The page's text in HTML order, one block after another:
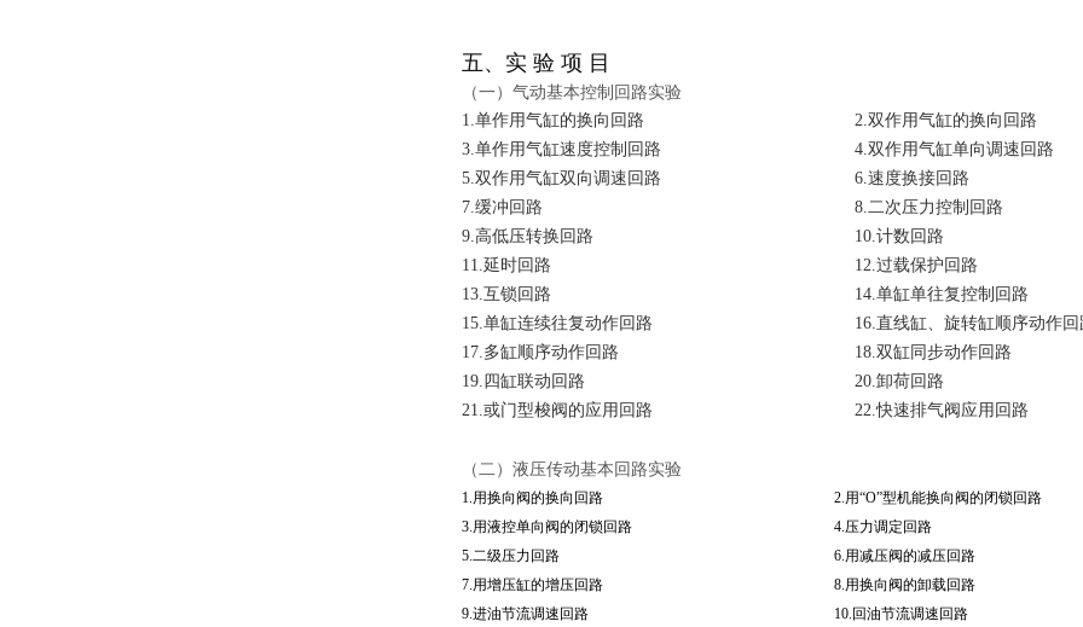
五、实 验 项 目
（一）气动基本控制回路实验
1.单作用气缸的换向回路
2.双作用气缸的换向回路
3.单作用气缸速度控制回路
4.双作用气缸单向调速回路
5.双作用气缸双向调速回路
6.速度换接回路
7.缓冲回路
8.二次压力控制回路
9.高低压转换回路
10.计数回路
11.延时回路
12.过载保护回路
13.互锁回路
14.单缸单往复控制回路
15.单缸连续往复动作回路
16.直线缸、旋转缸顺序动作回
17.多缸顺序动作回路
18.双缸同步动作回路
19.四缸联动回路
20.卸荷回路
21.或门型梭阀的应用回路
22.快速排气阀应用回路
（二）液压传动基本回路实验
1.用换向阀的换向回路
2.用“O”型机能换向阀的闭锁回路
3.用液控单向阀的闭锁回路
4.压力调定回路
5.二级压力回路
6.用减压阀的减压回路
7.用增压缸的增压回路
8.用换向阀的卸载回路
9.进油节流调速回路
10.回油节流调速回路